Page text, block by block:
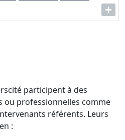
participent à des
professionnelles comme
référents. Leurs
: